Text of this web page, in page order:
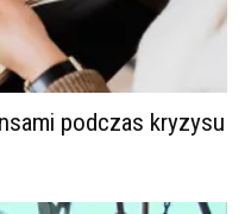
podczas kryzysu